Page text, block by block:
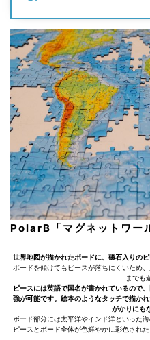
PolarB「マグネットワー
世界地図が描かれたボードに、磁石入りの
ボードを傾けてもピースが落ちにくいため
までも
ピースには英語で国名が書かれているので
強が可能です。絵本のようなタッチで描か
がかりにも
ボード部分には太平洋やインド洋といった
ピースとボード全体が色鮮やかに彩色され